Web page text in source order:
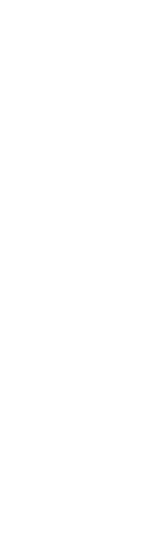
4. DIRKA -
mesto:
mesto:
mesto:
pokrovitelj:
5. DIRKA -
avtoštart za 4
mesto:
mesto:
mesto:
6. DIRKA -
mesto:
mesto:
mesto:
7. DIRKA -